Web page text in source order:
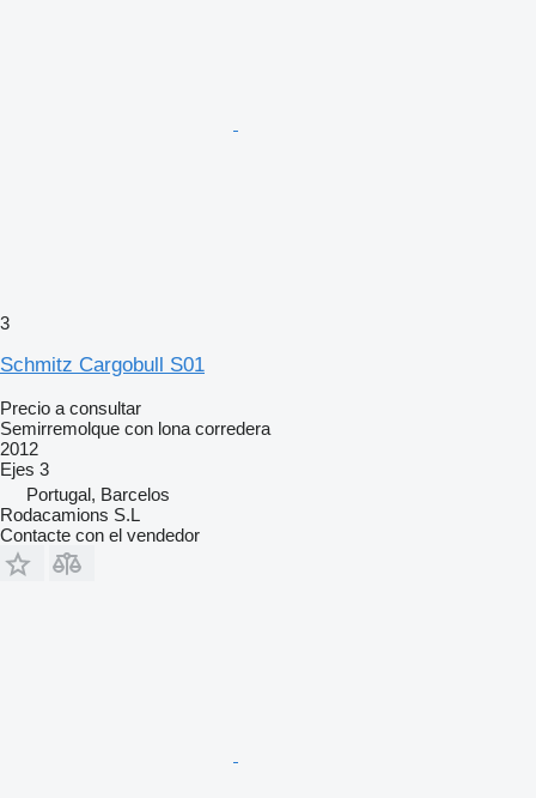
3
Schmitz Cargobull S01
Precio a consultar
Semirremolque con lona corredera
2012
Ejes 3
Portugal, Barcelos
Rodacamions S.L
Contacte con el vendedor